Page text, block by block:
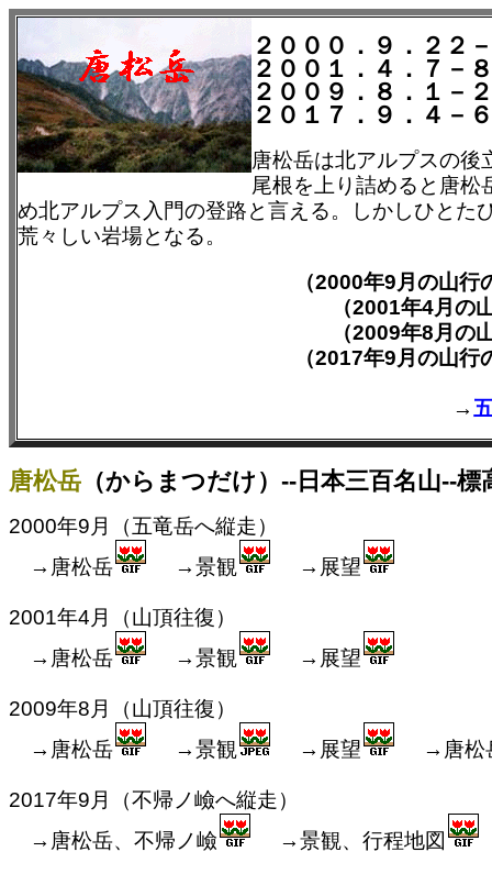
２０００．９．２２
２００１．４．７－
２００９．８．１－
２０１７．９．４－
唐松岳は北アルプスの後
尾根を上り詰めると唐松
め北アルプス入門の登路と言える。しかしひと
荒々しい岩場となる。
（2000年9月の山
（2001年4月
（2009年8月
（2017年9月の山
→
唐松岳 （からまつだけ）--日本三百名山--
2000年9月（五竜岳へ縦走）
→唐松岳
→景観 →展望
2001年4月（山頂往復）
→唐松岳
→景観 →展望
2009年8月（山頂往復）
→唐松岳
→景観 →展望 →唐松
2017年9月（不帰ノ嶮へ縦走）
→唐松岳、不帰ノ嶮
→景観、行程地図